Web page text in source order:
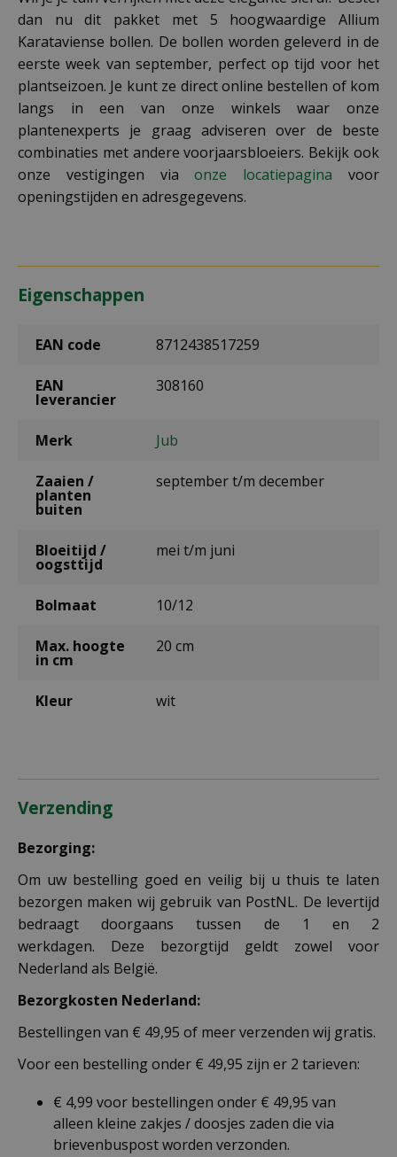
dan nu dit pakket met 5 hoogwaardige Allium
Karataviense bollen. De bollen worden geleverd in de
eerste week van september, perfect op tijd voor het
plantseizoen. Je kunt ze direct online bestellen of kom
langs in een van onze winkels waar onze
plantenexperts je graag adviseren over de beste
combinaties met andere voorjaarsbloeiers. Bekijk ook
onze vestigingen viaonze locatiepagina voor
openingstijden en adresgegevens.
Eigenschappen
EAN code 8712438517259
EAN
leverancier
308160
Merk Jub
Zaaien /
planten
buiten
september t/m december
Bloeitijd /
oogsttijd
mei t/m juni
Bolmaat 10/12
Max. hoogte
in cm
20 cm
Kleur wit
Verzending
Bezorging:
Om uw bestelling goed en veilig bij u thuis te laten
bezorgen maken wij gebruik van PostNL. De levertijd
bedraagt doorgaans tussen de 1 en 2
werkdagen. Deze bezorgtijd geldt zowel voor
Nederland als België.
Bezorgkosten Nederland:
Bestellingen van € 49,95 of meer verzenden wij gratis.
Voor een bestelling onder € 49,95 zijn er 2 tarieven:
€ 4,99 voor bestellingen onder € 49,95 van
alleen kleine zakjes / doosjes zaden die via
brievenbuspost worden verzonden.